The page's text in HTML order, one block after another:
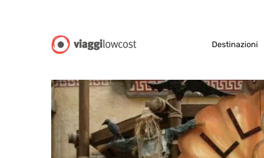
Destinazioni